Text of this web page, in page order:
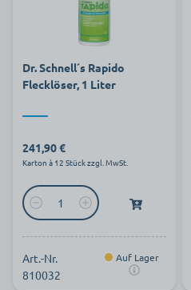
Dr. Schnell´s Rapido
Flecklöser, 1 Liter
241,90 €
Karton à 12 Stück zzgl. MwSt.
Art.-Nr.
810032
Auf Lager